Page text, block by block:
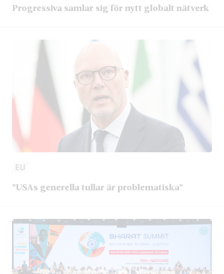
Progressiva samlar sig för nytt globalt nätverk
EU
”USAs generella tullar är problematiska”